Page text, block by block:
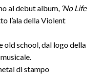
al debut album, ‘No Life
l’ala della Violent
old school, dal logo della
di stampo